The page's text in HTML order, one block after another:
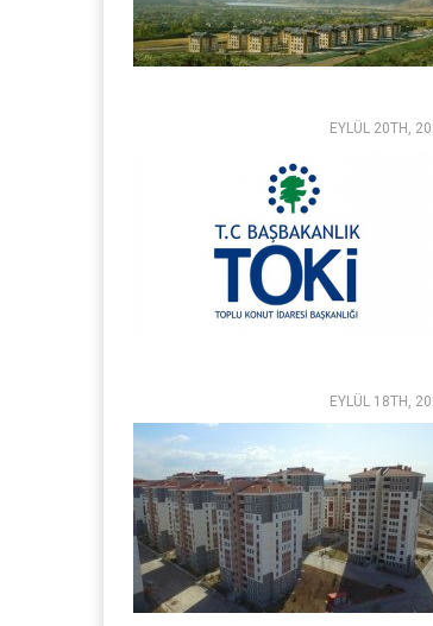
EYLÜL 20TH,
EYLÜL 18TH,